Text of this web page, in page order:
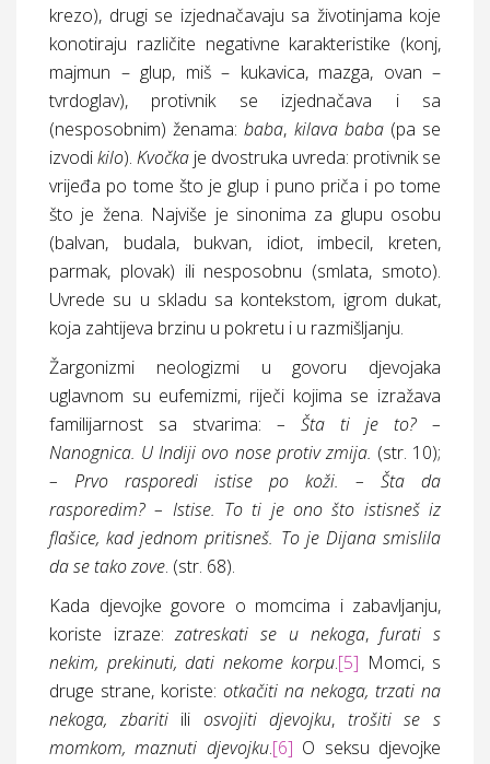
krezo), drugi se izjednačavaju sa životinjama koje
konotiraju različite negativne karakteristike (konj,
majmun – glup, miš – kukavica, mazga, ovan –
tvrdoglav), protivnik se izjednačava i sa
(nesposobnim) ženama:baba, kilava baba(pa se
izvodikilo). Kvočka je dvostruka uvreda: protivnik se
vrijeđa po tome što je glup i puno priča i po tome
što je žena. Najviše je sinonima za glupu osobu
(balvan, budala, bukvan, idiot, imbecil, kreten,
parmak, plovak) ili nesposobnu (smlata, smoto).
Uvrede su u skladu sa kontekstom, igrom dukat,
koja zahtijeva brzinu u pokretu i u razmišljanju.
Žargonizmi neologizmi u govoru djevojaka
uglavnom su eufemizmi, riječi kojima se izražava
familijarnost sa stvarima: – Šta ti je to? –
Nanognica. U Indiji ovo nose protiv zmija. (str. 10);
– Prvo rasporedi istise po koži. – Šta da
rasporedim? – Istise. To ti je ono što istisneš iz
flašice, kad jednom pritisneš. To je Dijana smislila
da se tako zove. (str. 68).
Kada djevojke govore o momcima i zabavljanju,
koriste izraze:zatreskati se u nekoga,furati s
nekim, prekinuti, dati nekome korpu.[5] Momci, s
druge strane, koriste: otkačiti na nekoga, trzati na
nekoga, zbariti ili osvojiti djevojku, trošiti se s
momkom, maznuti djevojku.[6] O seksu djevojke